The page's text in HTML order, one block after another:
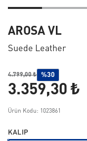
AROSA VL
Suede Leather
4.799,00 ₺ %30
3.359,30 ₺
Ürün Kodu: 1023861
KALIP